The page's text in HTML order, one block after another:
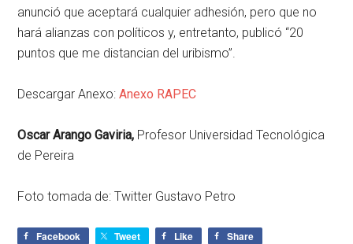
anunció que aceptará cualquier adhesión, pero que no
hará alianzas con políticos y, entretanto, publicó “20
puntos que me distancian del uribismo”.
Descargar Anexo:Anexo RAPEC
Oscar Arango Gaviria, Profesor Universidad Tecnológica
de Pereira
Foto tomada de: Twitter Gustavo Petro
Facebook Tweet Like
Share